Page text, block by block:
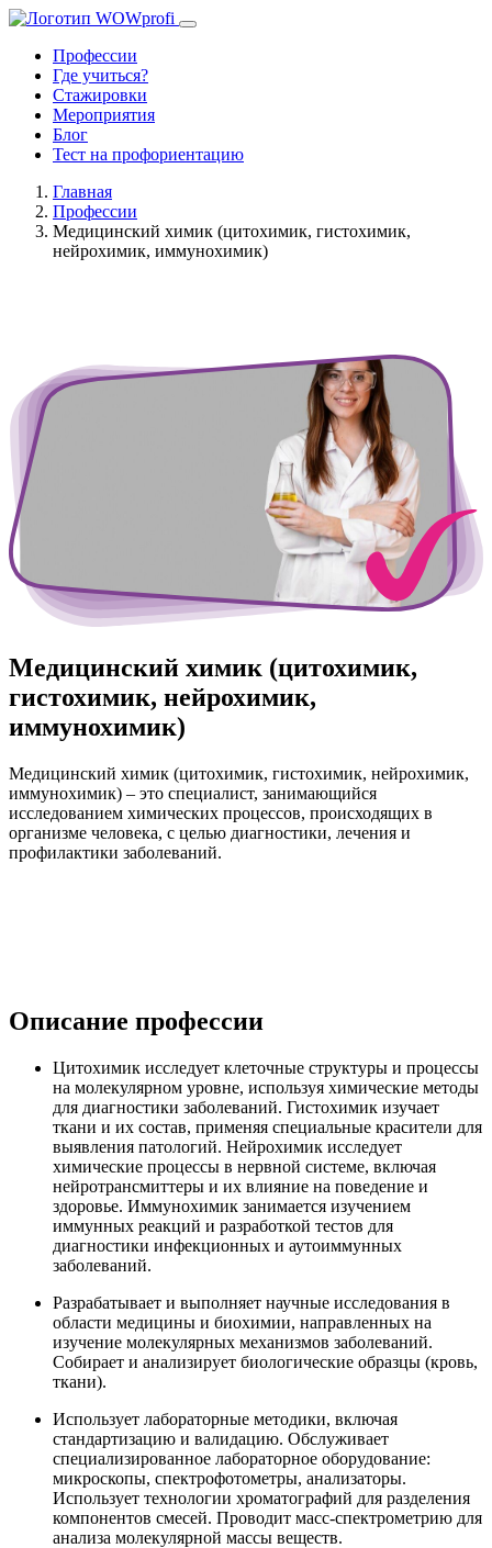
Профессии
Где учиться?
Стажировки
Мероприятия
Блог
Тест на профориентацию
Главная
Профессии
Медицинский химик (цитохимик, гистохимик,
нейрохимик, иммунохимик)
Медицинский химик (цитохимик,
гистохимик, нейрохимик,
иммунохимик)
Медицинский химик (цитохимик, гистохимик, нейрохимик,
иммунохимик) – это специалист, занимающийся
исследованием химических процессов, происходящих в
организме человека, с целью диагностики, лечения и
профилактики заболеваний.
Описание профессии
Цитохимик исследует клеточные структуры и процессы
на молекулярном уровне, используя химические методы
для диагностики заболеваний. Гистохимик изучает
ткани и их состав, применяя специальные красители для
выявления патологий. Нейрохимик исследует
химические процессы в нервной системе, включая
нейротрансмиттеры и их влияние на поведение и
здоровье. Иммунохимик занимается изучением
иммунных реакций и разработкой тестов для
диагностики инфекционных и аутоиммунных
заболеваний.
Разрабатывает и выполняет научные исследования в
области медицины и биохимии, направленных на
изучение молекулярных механизмов заболеваний.
Собирает и анализирует биологические образцы (кровь,
ткани).
Использует лабораторные методики, включая
стандартизацию и валидацию. Обслуживает
специализированное лабораторное оборудование:
микроскопы, спектрофотометры, анализаторы.
Использует технологии хроматографий для разделения
компонентов смесей. Проводит масс-спектрометрию для
анализа молекулярной массы веществ.